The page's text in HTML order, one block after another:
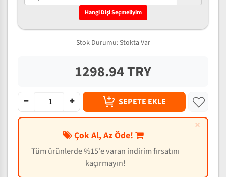
Hangi Dişi Seçmeliyim
Stok Durumu: Stokta Var
1298.94 TRY
SEPETE EKLE
×
Çok Al, Az Öde!
Tüm ürünlerde %15'e varan indirim fırsatını
kaçırmayın!